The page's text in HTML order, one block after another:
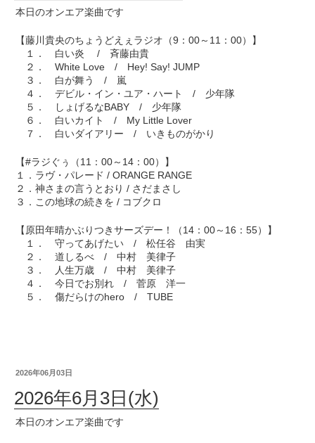
本日のオンエア楽曲です
【藤川貴央のちょうどえぇラジオ（9：00～11：00）】
１． 白い炎 / 斉藤由貴
２． White Love / Hey! Say! JUMP
３． 白が舞う / 嵐
４． デビル・イン・ユア・ハート / 少年隊
５． しょげるなBABY / 少年隊
６． 白いカイト / My Little Lover
７． 白いダイアリー / いきものがかり
【#ラジぐぅ（11：00～14：00）】
１．ラヴ・パレード / ORANGE RANGE
２．神さまの言うとおり / さだまさし
３．この地球の続きを / コブクロ
【原田年晴かぶりつきサーズデー！（14：00～16：55）】
１． 守ってあげたい / 松任谷 由実
２． 道しるべ / 中村 美律子
３． 人生万歳 / 中村 美律子
４． 今日でお別れ / 菅原 洋一
５． 傷だらけのhero / TUBE
2026年06月03日
2026年6月3日(水)
本日のオンエア楽曲です